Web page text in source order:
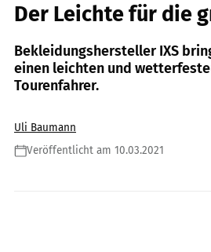
Der Leichte für die
Bekleidungshersteller IXS
einen leichten und
Tourenfahrer.
Uli Baumann
Veröffentlicht am 10.03.2021